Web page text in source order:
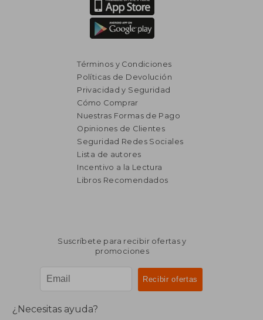
Términos y Condiciones
Políticas de Devolución
Privacidad y Seguridad
Cómo Comprar
Nuestras Formas de Pago
Opiniones de Clientes
Seguridad Redes Sociales
Lista de autores
Incentivo a la Lectura
Libros Recomendados
Suscríbete para recibir ofertas y
promociones
¿Necesitas ayuda?